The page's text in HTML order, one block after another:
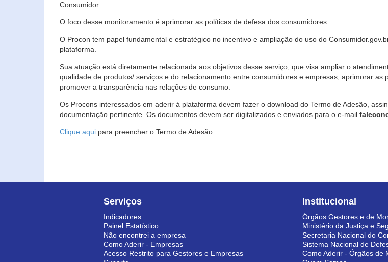
Consumidor.
O foco desse monitoramento é aprimorar as políticas de defesa dos consumidores.
O Procon tem papel fundamental e estratégico no incentivo e ampliação do uso do
plataforma.
Sua atuação está diretamente relacionada aos objetivos desse serviço, que visa ampliar o
qualidade de produtos/ serviços e do relacionamento entre consumidores e empresas, aprimorar
promover a transparência nas relações de consumo.
Os Procons interessados em aderir à plataforma devem fazer o download do Termo de Adesão,
documentação pertinente. Os documentos devem ser digitalizados e enviados para o e-mail
Clique aqui para preencher o Termo de Adesão.
Serviços
Indicadores
Painel Estatístico
Não encontrei a empresa
Como Aderir - Empresas
Acesso Restrito para Gestores e Empresas
Institucional
Órgãos Gestores e de
Ministério da Justiça e
Secretaria Nacional do
Sistema Nacional de
Como Aderir - Órgãos de